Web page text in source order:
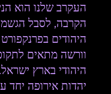
העקרב שלנו הוא
הקרבה, לסבל
היהודים
וורשה מתאים
היהודי בארץ
יהדות אירופה יחד